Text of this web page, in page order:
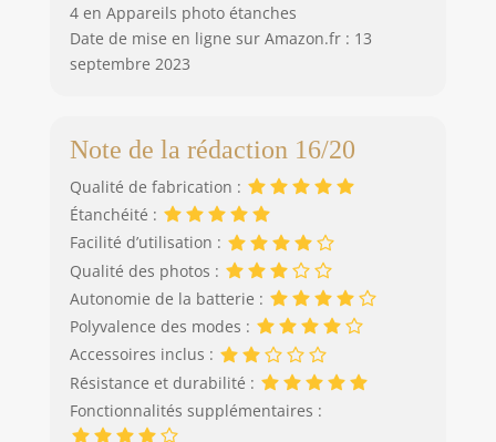
4 en Appareils photo étanches
Date de mise en ligne sur Amazon.fr : 13
septembre 2023
Note de la rédaction 16/20
Qualité de fabrication :
Étanchéité :
Facilité d’utilisation :
Qualité des photos :
Autonomie de la batterie :
Polyvalence des modes :
Accessoires inclus :
Résistance et durabilité :
Fonctionnalités supplémentaires :